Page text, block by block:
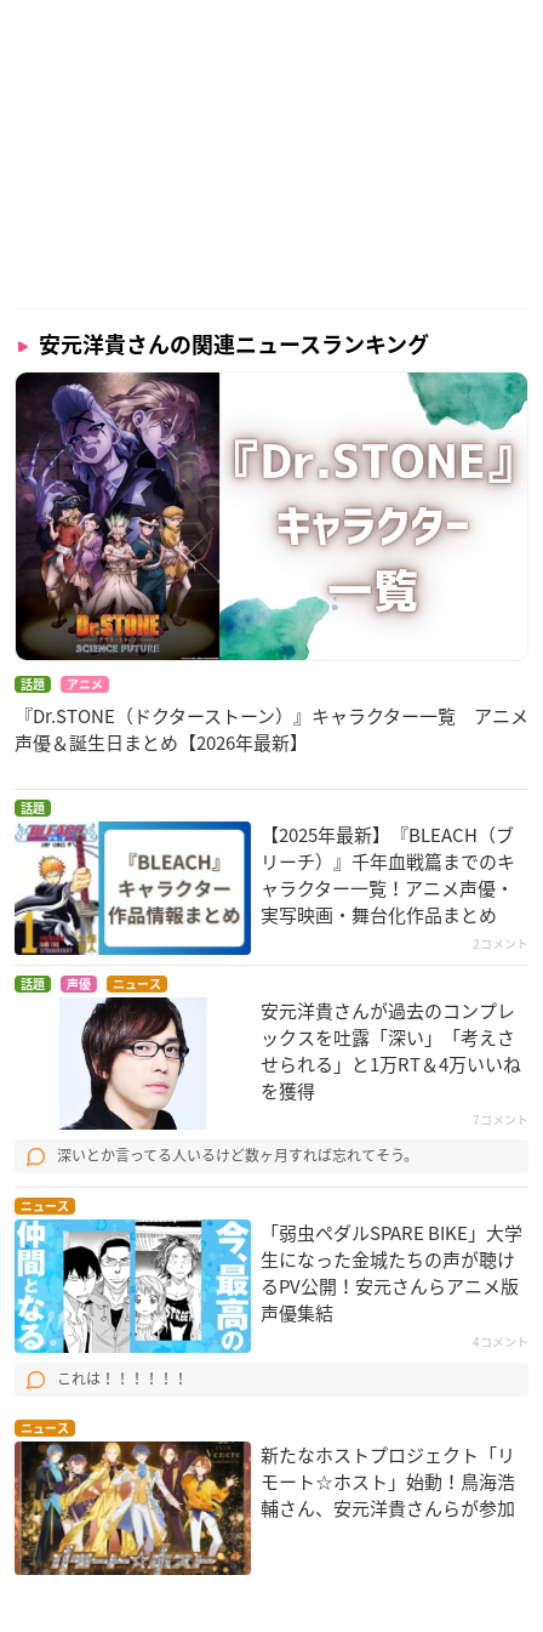
安元洋貴さんの関連ニュースランキング
話題 アニメ
『Dr.STONE（ドクターストーン）』キャラクター一覧 アニメ
声優＆誕生日まとめ【2026年最新】
話題
【2025年最新】『BLEACH（ブ
リーチ）』千年血戦篇までのキ
ャラクター一覧！アニメ声優・
実写映画・舞台化作品まとめ
2コメント
話題 声優 ニュース
安元洋貴さんが過去のコンプレ
ックスを吐露「深い」「考えさ
せられる」と1万RT＆4万いいね
を獲得
7コメント
深いとか言ってる人いるけど数ヶ月すれば忘れてそう。
ニュース
「弱虫ペダルSPARE BIKE」大学
生になった金城たちの声が聴け
るPV公開！安元さんらアニメ版
声優集結
4コメント
これは！！！！！！
ニュース
新たなホストプロジェクト「リ
モート☆ホスト」始動！鳥海浩
輔さん、安元洋貴さんらが参加